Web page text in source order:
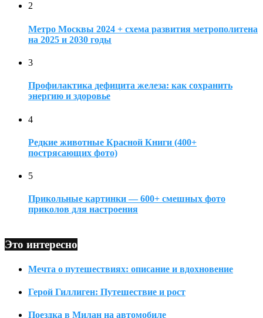
2
Метро Москвы 2024 + схема развития метрополитена
на 2025 и 2030 годы
3
Профилактика дефицита железа: как сохранить
энергию и здоровье
4
Редкие животные Красной Книги (400+
пострясающих фото)
5
Прикольные картинки — 600+ смешных фото
приколов для настроения
Это интересно
Мечта о путешествиях: описание и вдохновение
Герой Гиллиген: Путешествие и рост
Поездка в Милан на автомобиле